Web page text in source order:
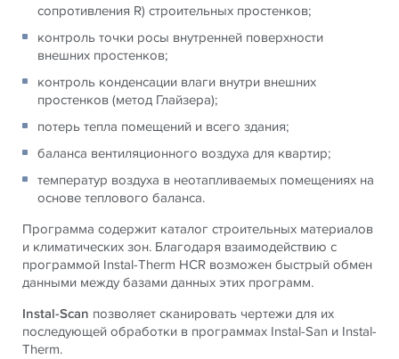
сопротивления R) строительных простенков;
контроль точки росы внутренней поверхности
внешних простенков;
контроль конденсации влаги внутри внешних
простенков (метод Глайзера);
потерь тепла помещений и всего здания;
баланса вентиляционного воздуха для квартир;
температур воздуха в неотапливаемых помещениях на
основе теплового баланса.
Программа содержит каталог строительных материалов
и климатических зон. Благодаря взаимодействию с
программой Instal-Therm HCR возможен быстрый обмен
данными между базами данных этих программ.
Instal-Scan позволяет сканировать чертежи для их
последующей обработки в программах Instal-San и Instal-
Therm.